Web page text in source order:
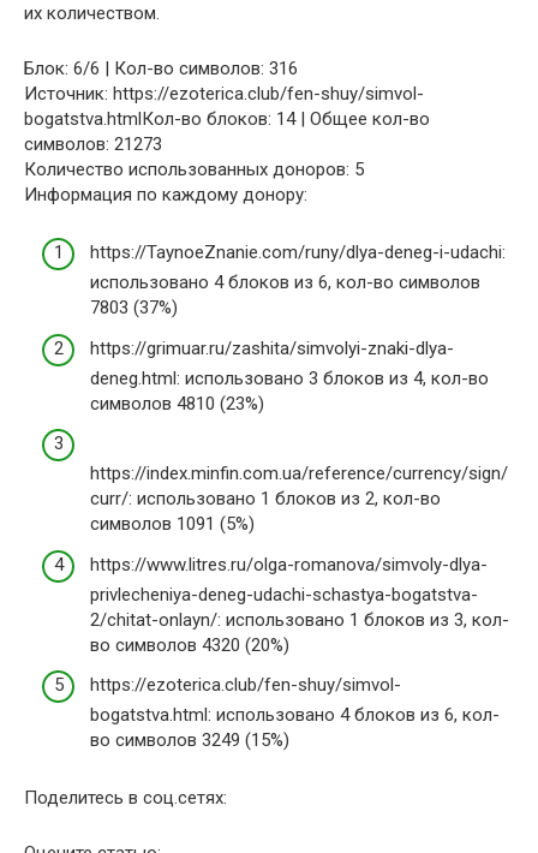
их количеством.
Блок: 6/6 | Кол-во символов: 316
Источник: https://ezoterica.club/fen-shuy/simvol-
bogatstva.htmlКол-во блоков: 14 | Общее кол-во
символов: 21273
Количество использованных доноров: 5
Информация по каждому донору:
https://TaynoeZnanie.com/runy/dlya-deneg-i-udachi:
использовано 4 блоков из 6, кол-во символов
7803 (37%)
https://grimuar.ru/zashita/simvolyi-znaki-dlya-
deneg.html: использовано 3 блоков из 4, кол-во
символов 4810 (23%)
https://index.minfin.com.ua/reference/currency/sign/
curr/: использовано 1 блоков из 2, кол-во
символов 1091 (5%)
https://www.litres.ru/olga-romanova/simvoly-dlya-
privlecheniya-deneg-udachi-schastya-bogatstva-
2/chitat-onlayn/: использовано 1 блоков из 3, кол-
во символов 4320 (20%)
https://ezoterica.club/fen-shuy/simvol-
bogatstva.html: использовано 4 блоков из 6, кол-
во символов 3249 (15%)
Поделитесь в соц.сетях: